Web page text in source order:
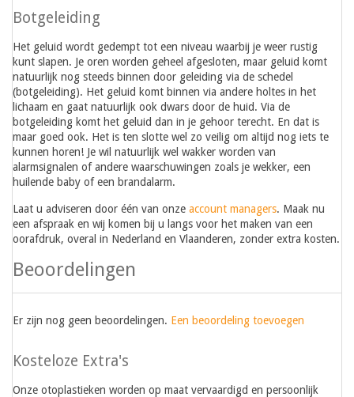
Botgeleiding
Het geluid wordt gedempt tot een niveau waarbij je weer rustig
kunt slapen. Je oren worden geheel afgesloten, maar geluid komt
natuurlijk nog steeds binnen door geleiding via de schedel
(botgeleiding). Het geluid komt binnen via andere holtes in het
lichaam en gaat natuurlijk ook dwars door de huid. Via de
botgeleiding komt het geluid dan in je gehoor terecht. En dat is
maar goed ook. Het is ten slotte wel zo veilig om altijd nog iets te
kunnen horen! Je wil natuurlijk wel wakker worden van
alarmsignalen of andere waarschuwingen zoals je wekker, een
huilende baby of een brandalarm.
Laat u adviseren door één van onze account managers. Maak nu
een afspraak en wij komen bij u langs voor het maken van een
oorafdruk, overal in Nederland en Vlaanderen, zonder extra kosten.
Beoordelingen
Er zijn nog geen beoordelingen. Een beoordeling toevoegen
Kosteloze Extra's
Onze otoplastieken worden op maat vervaardigd en persoonlijk